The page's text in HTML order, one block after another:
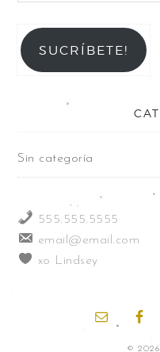
SUCRÍBETE!
Sin categoría
555.555.5555
email@email.com
xo Lindsey
© 2026